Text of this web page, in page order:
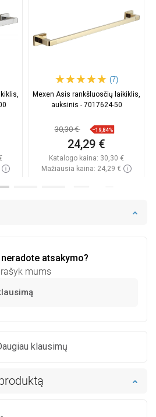
atsakymo?
mums
klausimų
(7)
Mexen Asis rankšluosčių laikiklis,
auksinis - 7017624-50
30,30 € −19,84%
24,29 €
Katalogo kaina: 30,30 €
Mažiausia kaina: 24,29 €